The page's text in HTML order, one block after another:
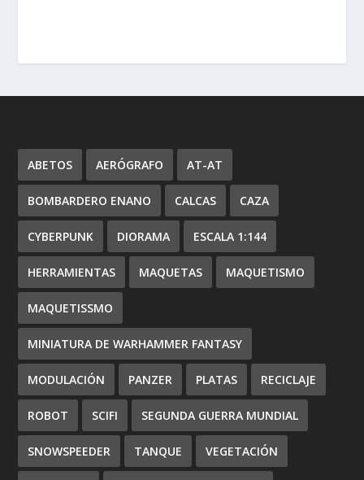
ABETOS AERÓGRAFO AT-AT
BOMBARDERO ENANO CALCAS CAZA
CYBERPUNK DIORAMA ESCALA 1:144
HERRAMIENTAS MAQUETAS MAQUETISMO
MAQUETISSMO
MINIATURA DE WARHAMMER FANTASY
MODULACIÓN PANZER PLATAS RECICLAJE
ROBOT SCIFI SEGUNDA GUERRA MUNDIAL
SNOWSPEEDER TANQUE VEGETACIÓN